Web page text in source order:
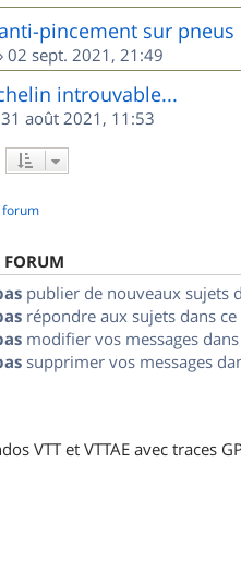
pincement sur pneus
02 sept. 2021, 21:49
introuvable...
31 août 2021, 11:53
forum
FORUM
publier de nouveaux sujets
répondre aux sujets dans
modifier vos messages
supprimer vos messages
VTT et VTTAE avec traces